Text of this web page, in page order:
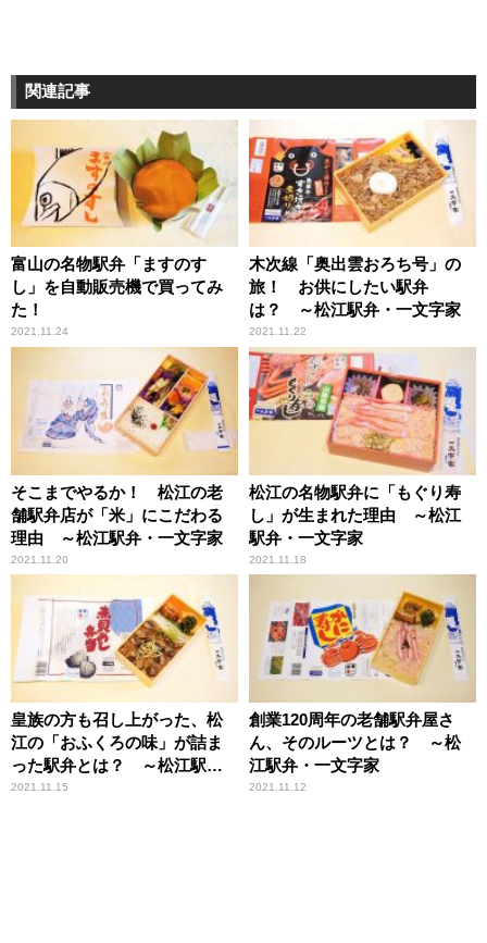
関連記事
富山の名物駅弁「ますのす
し」を自動販売機で買ってみ
た！
2021.11.24
木次線「奥出雲おろち号」の
旅！ お供にしたい駅弁
は？ ～松江駅弁・一文字家
2021.11.22
そこまでやるか！ 松江の老
舗駅弁店が「米」にこだわる
理由 ～松江駅弁・一文字家
2021.11.20
松江の名物駅弁に「もぐり寿
し」が生まれた理由 ～松江
駅弁・一文字家
2021.11.18
皇族の方も召し上がった、松
江の「おふくろの味」が詰ま
った駅弁とは？ ～松江駅
弁・一文字家
2021.11.15
創業120周年の老舗駅弁屋さ
ん、そのルーツとは？ ～松
江駅弁・一文字家
2021.11.12